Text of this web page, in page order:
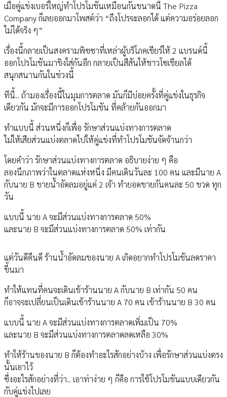
เมื่อคู่แข่งเบอร์ใหญ่ทำโปรโมชันเหมือนกันขนาดนี้ The Pizza
Company ก็เลยออกมาโพสต์ว่า “ถึงโปรจะลอกได้ แต่ความอร่อยลอก
ไม่ได้จริง ๆ”
เรื่องนี้กลายเป็นสงครามพิซซาที่เหล่าผู้บริโภคเชียร์ให้ 2 แบรนด์นี้
ออกโปรโมชันมาขิงใส่กันอีก กลายเป็นสีสันให้ชาวโซเชียลได้
สนุกสนานกันในช่วงนี้
ทีนี้.. ถ้ามองเรื่องนี้ในมุมการตลาด มันก็มีบ่อยครั้งที่คู่แข่งในธุรกิจ
เดียวกัน มักจะมีการออกโปรโมชัน ที่คล้ายกันออกมา
ทำแบบนี้ ส่วนหนึ่งก็เพื่อ รักษาส่วนแบ่งทางการตลาด
ไม่ให้เสียส่วนแบ่งตลาดไปให้คู่แข่งที่ทำโปรโมชันจัดจ้านกว่า
โดยคำว่า รักษาส่วนแบ่งทางการตลาด อธิบายง่าย ๆ คือ
ลองนึกภาพว่าในตลาดแห่งหนึ่ง มีคนเดินวันละ 100 คน และมีนาย A
กับนาย B ขายน้ำอัดลมอยู่แค่ 2 เจ้า ทำยอดขายกันคนละ 50 ขวด ทุก
วัน
แบบนี้ นาย A จะมีส่วนแบ่งทางการตลาด 50%
และนาย B จะมีส่วนแบ่งทางการตลาด 50% เท่ากัน
แต่วันดีคืนดี ร้านน้ำอัดลมของนาย A เกิดอยากทำโปรโมชันลดราคา
ขึ้นมา
ทำให้แทนที่คนจะเดินเข้าร้านนาย A กับนาย B เท่ากัน 50 คน
ก็อาจจะเปลี่ยนเป็นเดินเข้าร้านนาย A 70 คน เข้าร้านนาย B 30 คน
แบบนี้ นาย A จะมีส่วนแบ่งทางการตลาดเพิ่มเป็น 70%
และนาย B จะมีส่วนแบ่งทางการตลาดลดเหลือ 30%
ทำให้ร้านของนาย B ก็ต้องทำอะไรสักอย่างบ้าง เพื่อรักษาส่วนแบ่งตรง
นั้นเอาไว้
ซึ่งอะไรสักอย่างที่ว่า.. เอาท่าง่าย ๆ ก็คือ การใช้โปรโมชันแบบเดียวกัน
กับคู่แข่งไปเลย